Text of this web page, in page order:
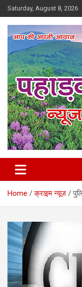
Skip
to
content
Saturday, August 8, 2026
Pahadvasi
Home क्राइम न्यूज़